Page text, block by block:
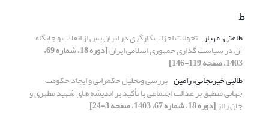
ط
طاعتی، مهیار تحولات احزاب کارگری در ایران پس از انقلاب و جایگاه
آن در سیاست گذاری جمهوری اسلامی ایران [دوره 18، شماره 69،
1403، صفحه 119-146]
طالبی خیرنجانی، رامین بررسی وتحلیل حکمرانی و ایجاد حکومت
جهانی منطبق بر عدالت اجتماعی با تأکید بر اندیشه های شهید مطهری و
جان رالز[دوره 18، شماره 67، 1403، صفحه 3-24]